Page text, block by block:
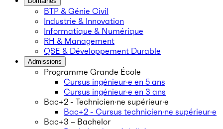
BTP & Génie Civil
Industrie & Innovation
Informatique & Numérique
RH & Management
QSE & Développement Durable
Admissions
Programme Grande École
Cursus ingénieur·e en 5 ans
Cursus ingénieur·e en 3 ans
Bac+2 - Technicien·ne supérieur·e
Bac+2 - Cursus technicien·ne supérieur·e
Bac+3 – Bachelor